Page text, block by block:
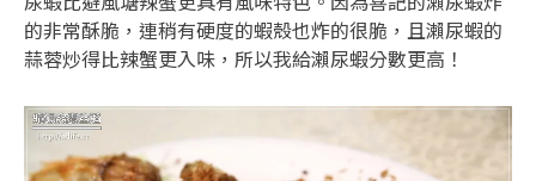
的非常酥脆，連稍有硬度的蝦殼也炸的很脆，且瀨尿蝦的
蒜蓉炒得比辣蟹更入味，所以我給瀨尿蝦分數更高！